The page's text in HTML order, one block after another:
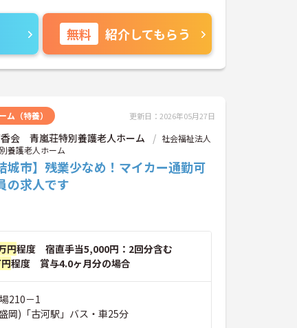
無料 紹介してもらう
ム（特養） 更新日：2026年05月27日
会 青嵐荘特別養護老人ホーム
社会福祉法人
養護老人ホーム
城市】残業少なめ！マイカー通勤可
の求人です
円程度 宿直手当5,000円：2回分含む
程度 賞与4.0ヶ月分の場合
210－1
岡)「古河駅」バス・車25分